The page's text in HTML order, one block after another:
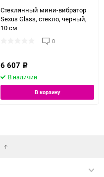
Стеклянный мини-вибратор
Sexus Glass, стекло, черный,
10 см
0
6 607 Р
В наличии
В корзину